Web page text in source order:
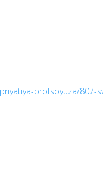
profsoyuza/807-